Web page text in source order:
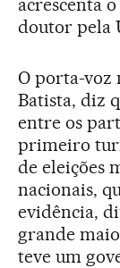
acrescenta
doutor pela
O porta-voz
Batista, diz
entre os
primeiro
de eleições
nacionais,
evidência,
grande
teve um